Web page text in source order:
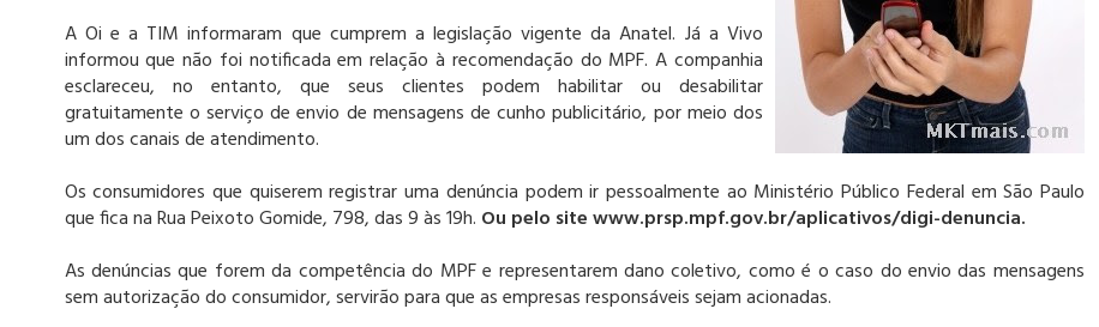
A Oi e a TIM informaram que cumprem a legislação vigente da Anatel. Já a Vivo
informou que não foi notificada em relação à recomendação do MPF. A companhia
esclareceu, no entanto, que seus clientes podem habilitar ou desabilitar
gratuitamente o serviço de envio de mensagens de cunho publicitário, por meio dos
um dos canais de atendimento.
Os consumidores que quiserem registrar uma denúncia podem ir pessoalmente ao Ministério Público Federal em São Paulo
que fica na Rua Peixoto Gomide, 798, das 9 às 19h. Ou pelo site www.prsp.mpf.gov.br/aplicativos/digi-denuncia.
As denúncias que forem da competência do MPF e representarem dano coletivo, como é o caso do envio das mensagens
sem autorização do consumidor, servirão para que as empresas responsáveis sejam acionadas.